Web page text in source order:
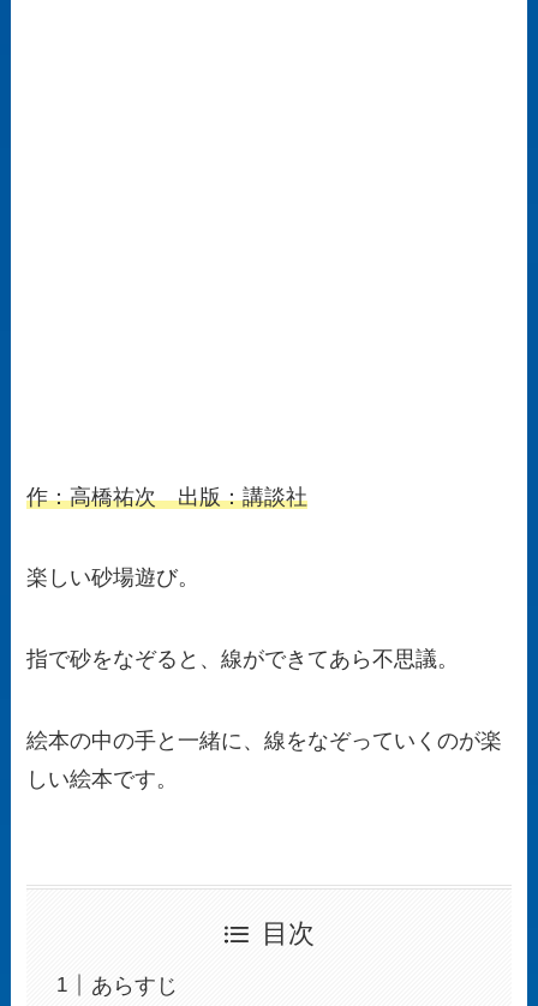
作：高橋祐次 出版：講談社
楽しい砂場遊び。
指で砂をなぞると、線ができてあら不思議。
絵本の中の手と一緒に、線をなぞっていくのが楽
しい絵本です。
目次
あらすじ